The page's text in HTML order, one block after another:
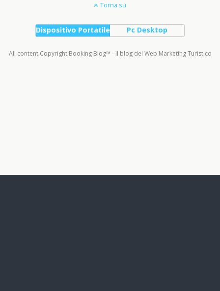
Torna su
Dispositivo Portatile Pc Desktop
All content Copyright Booking Blog™ - Il blog del Web Marketing Turistico